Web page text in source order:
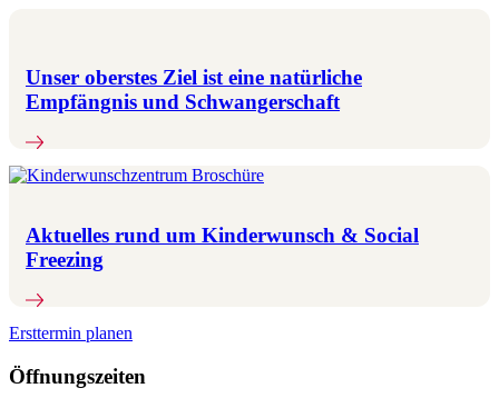
Unser oberstes Ziel ist eine natürliche
Empfängnis und Schwangerschaft
Aktuelles rund um Kinderwunsch & Social
Freezing
Ersttermin planen
Öffnungszeiten